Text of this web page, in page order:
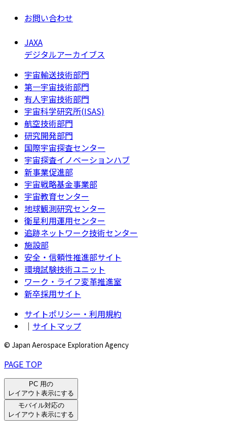
お問い合わせ
JAXA
デジタルアーカイブス
宇宙輸送技術部門
第一宇宙技術部門
有人宇宙技術部門
宇宙科学研究所(ISAS)
航空技術部門
研究開発部門
国際宇宙探査センター
宇宙探査イノベーションハブ
新事業促進部
宇宙戦略基金事業部
宇宙教育センター
地球観測研究センター
衛星利用運用センター
追跡ネットワーク技術センター
施設部
安全・信頼性推進部サイト
環境試験技術ユニット
ワーク・ライフ変革推進室
新卒採用サイト
サイトポリシー・利用規約
｜ サイトマップ
© Japan Aerospace Exploration Agency
PAGE TOP
PC 用の
レイアウト表示にする
モバイル対応の
レイアウト表示にする